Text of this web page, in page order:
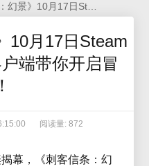
10月17日Steam
端带你开启冒
阅读量: 872
幕，《刺客信条：幻